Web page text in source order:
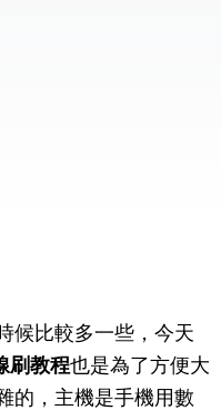
候比較多一些，今天
刷教程也是為了方便大
的，主機是手機用數